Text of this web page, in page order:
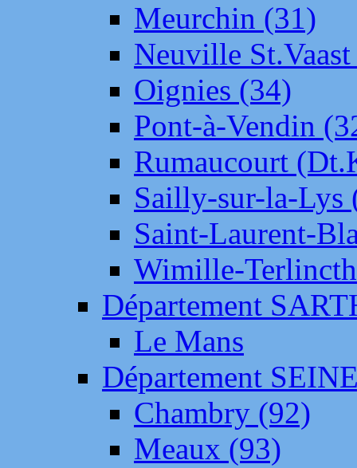
Meurchin (31)
Neuville
Oignies (34)
Pont-à-Vendin
Rumaucourt
Sailly-sur-la-Lys
Saint-Laurent-
Wimille-
Département
Le Mans
Département
Chambry (92)
Meaux (93)